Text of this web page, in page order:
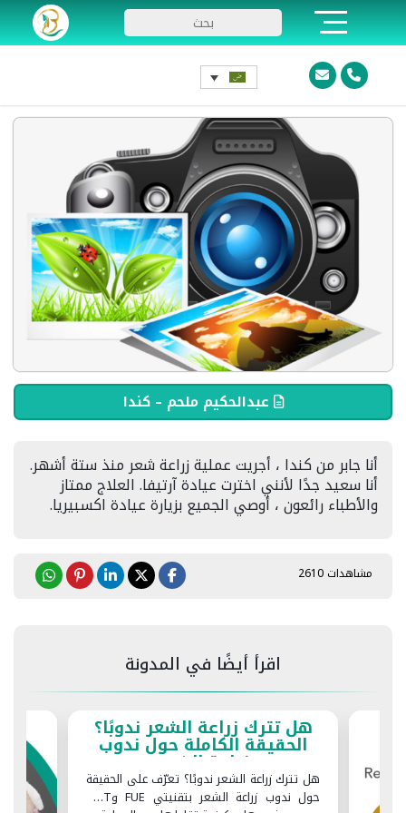
عبدالحكيم ملحم – كندا
أنا جابر من كندا ، أجريت عملية زراعة شعر منذ ستة أشهر.
أنا سعيد جدًا لأنني اخترت عيادة آرتيفا. العلاج ممتاز
والأطباء رائعون ، أوصي الجميع بزيارة عيادة اكسبيريا.
مشاهدات 2610
اقرأ أيضًا في المدونة
هل تترك زراعة الشعر ندوبًا؟
الحقيقة الكاملة حول ندوب
زراعة الشعر
هل تترك زراعة الشعر ندوبًا؟ تعرّف على الحقيقة